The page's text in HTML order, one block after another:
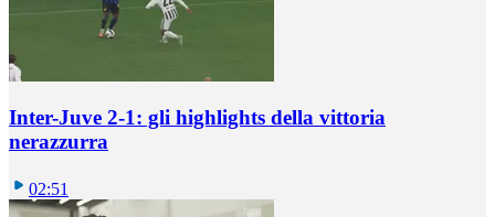
Inter-Juve 2-1: gli highlights della vittoria
nerazzurra
02:51